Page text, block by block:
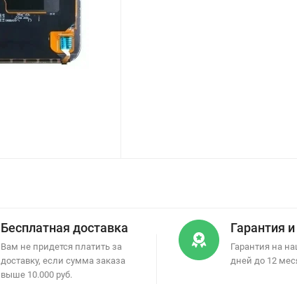
Бесплатная доставка
Вам не придется платить за
доставку, если сумма заказа
выше 10.000 руб.
Гарантия
Гарантия на
дней до 12